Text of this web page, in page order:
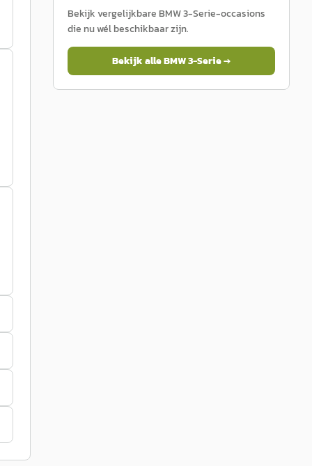
Bekijk vergelijkbare BMW3-Serie-occasions
die nu wél beschikbaar zijn.
Bekijk alleBMW3-Serie→